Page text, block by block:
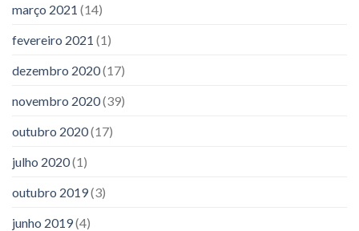
março 2021 (14)
fevereiro 2021 (1)
dezembro 2020(17)
novembro 2020(39)
outubro 2020(17)
julho 2020(1)
outubro 2019(3)
junho 2019(4)